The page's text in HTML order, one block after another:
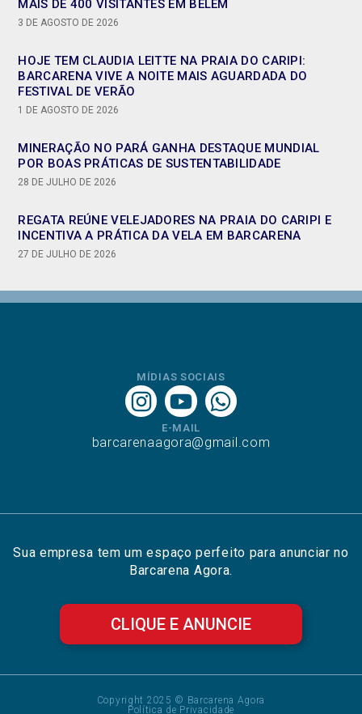
MAIS DE 400 VISITANTES EM BELÉM
3 DE AGOSTO DE 2026
HOJE TEM CLAUDIA LEITTE NA PRAIA DO CARIPI:
BARCARENA VIVE A NOITE MAIS AGUARDADA DO
FESTIVAL DE VERÃO
1 DE AGOSTO DE 2026
MINERAÇÃO NO PARÁ GANHA DESTAQUE MUNDIAL
POR BOAS PRÁTICAS DE SUSTENTABILIDADE
28 DE JULHO DE 2026
REGATA REÚNE VELEJADORES NA PRAIA DO CARIPI E
INCENTIVA A PRÁTICA DA VELA EM BARCARENA
27 DE JULHO DE 2026
MÍDIAS SOCIAIS
E-MAIL
barcarenaagora@gmail.com
Sua empresa tem um espaço perfeito para anunciar no
Barcarena Agora.
CLIQUE E ANUNCIE
Copyright 2025 © Barcarena Agora
Política de Privacidade